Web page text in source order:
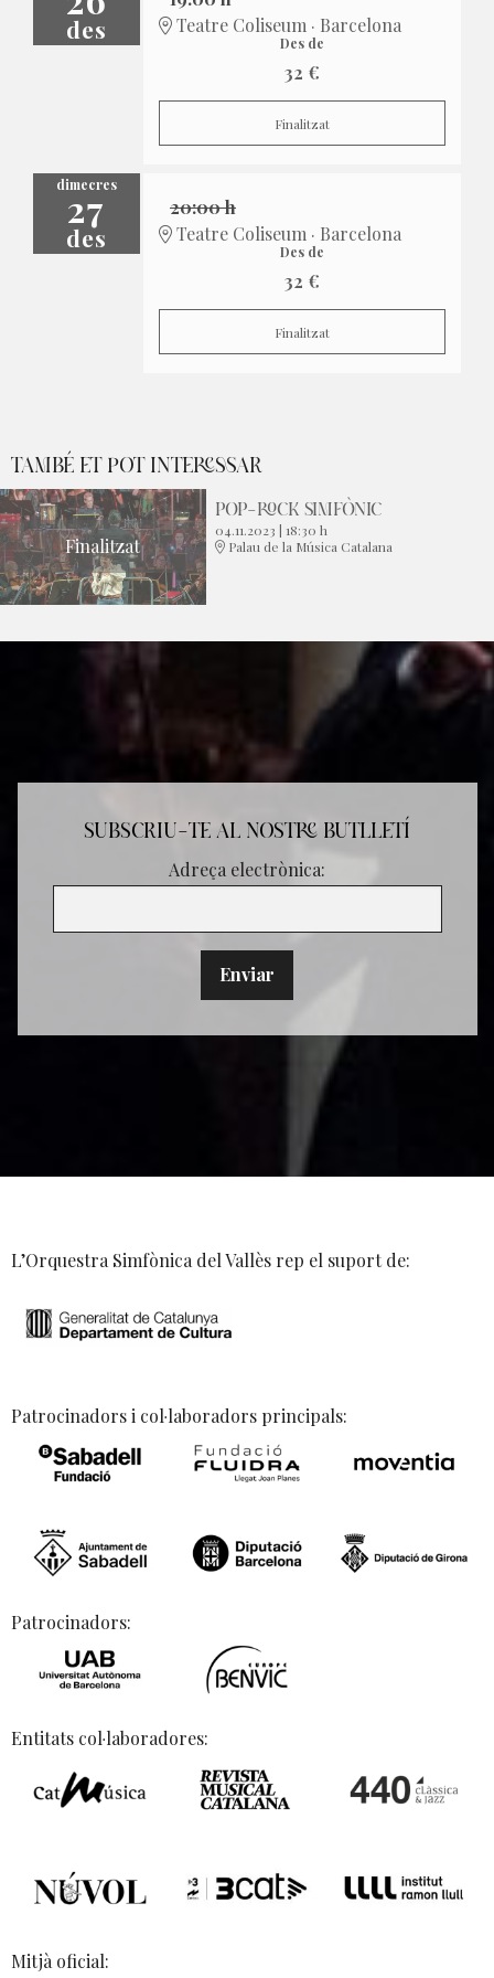
des
Teatre Coliseum · Barcelona
Des de
32 €
Finalitzat
dimecres
27
des
20:00 h
Teatre Coliseum · Barcelona
Des de
32 €
Finalitzat
TAMBÉ ET POT INTERESSAR
Finalitzat
POP-ROCK SIMFÒNIC
04.11.2023 | 18:30 h
Palau de la Música Catalana
SUBSCRIU-TE AL NOSTRE BUTLLETÍ
Adreça electrònica:
L’Orquestra Simfònica del Vallès rep el suport de:
Patrocinadors i col·laboradors principals:
Patrocinadors:
Entitats col·laboradores:
Mitjà oficial: